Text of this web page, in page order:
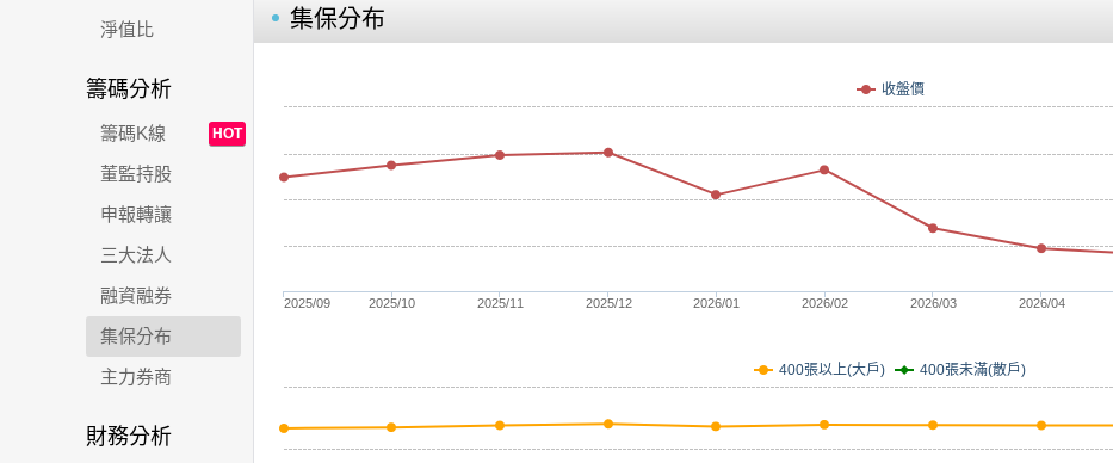
淨值比
籌碼分析
籌碼K線 HOT
董監持股
申報轉讓
三大法人
融資融券
集保分布
主力券商
財務分析
集保分布
收盤價
2025/09 2025/10 2025/11 2025/12 2026/01 2026/02 2026/03 2026/04
400張以上(大戶) 400張未滿(散戶)